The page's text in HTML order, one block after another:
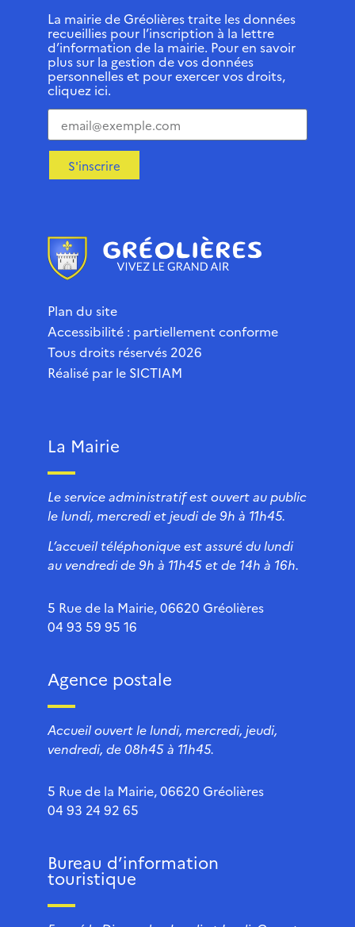
La mairie de Gréolières traite les données
recueillies pour l’inscription à la lettre
d’information de la mairie. Pour en savoir
plus sur la gestion de vos données
personnelles et pour exercer vos droits,
cliquez ici.
S'inscrire
Plan du site
Accessibilité : partiellement conforme
Tous droits réservés 2026
Réalisé par le SICTIAM
La Mairie
Le service administratif est ouvert au public
le lundi, mercredi et jeudi de 9h à 11h45.
L’accueil téléphonique est assuré du lundi
au vendredi de 9h à 11h45 et de 14h à 16h.
5 Rue de la Mairie, 06620 Gréolières
04 93 59 95 16
Agence postale
Accueil ouvert le lundi, mercredi, jeudi,
vendredi, de 08h45 à 11h45.
5 Rue de la Mairie, 06620 Gréolières
04 93 24 92 65
Bureau d’information
touristique